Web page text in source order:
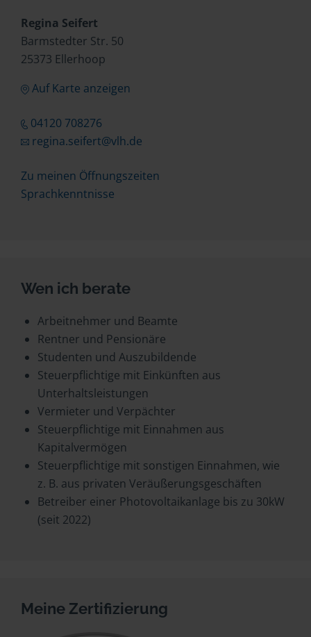
Regina Seifert
Barmstedter Str. 50
25373 Ellerhoop
Auf Karte anzeigen
04120 708276
regina.seifert@vlh.de
Zu meinen Öffnungszeiten
Sprachkenntnisse
Wen ich berate
Arbeitnehmer und Beamte
Rentner und Pensionäre
Studenten und Auszubildende
Steuerpflichtige mit Einkünften aus
Unterhaltsleistungen
Vermieter und Verpächter
Steuerpflichtige mit Einnahmen aus
Kapitalvermögen
Steuerpflichtige mit sonstigen Einnahmen, wie
z. B. aus privaten Veräußerungsgeschäften
Betreiber einer Photovoltaikanlage bis zu 30kW
(seit 2022)
Meine Zertifizierung